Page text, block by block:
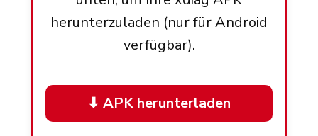
herunterzuladen (nur für Android
verfügbar).
⬇ APK herunterladen